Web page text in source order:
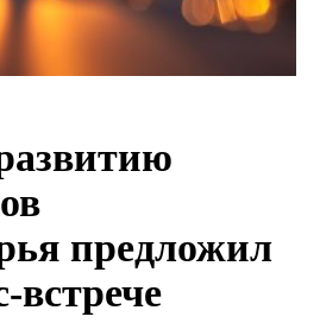
предложил
встрече